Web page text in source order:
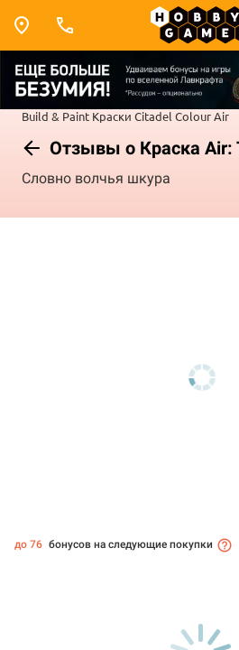
Build & Paint Краски Citadel ColourAir
Отзывы о Краска Air:
Словно волчья шкура
до 76 бонусов на следующие покупки